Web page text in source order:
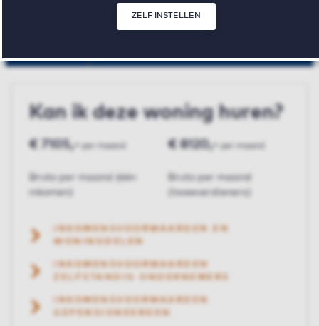
ZELF INSTELLEN
2
slaapkamer(s)
87 m²
oppervlakte
Kan ik deze woning huren?
€ 7105,-
Bruto per maand (één
inkomen)
€ 8120,-
Bruto per maand
(tweeverdieners)
INKOMENSVOORWAARDEN EN
INKOMENSVOORWAARDEN
ZELFSTANDIG ONDERNEMERS
INKOMENSVOORWAARDEN
GEPENSIONEERDEN